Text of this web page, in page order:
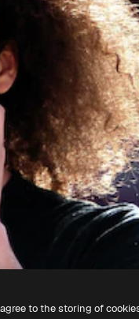
to the storing of